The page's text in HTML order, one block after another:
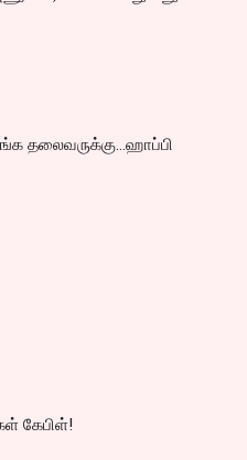
தலைவருக்கு...ஹாப்பி
கேபிள்!